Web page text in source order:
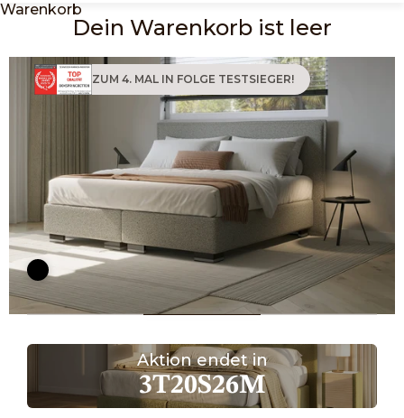
Warenkorb
Dein Warenkorb ist leer
ZUM 4. MAL IN FOLGE TESTSIEGER!
Bild vergrößern
Aktion endet in
3T20S26M